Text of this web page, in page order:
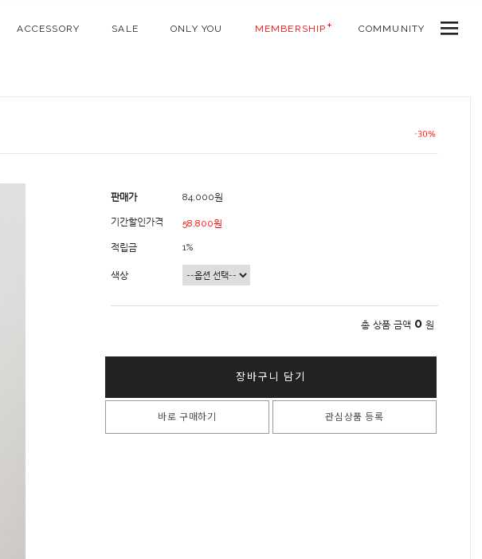
ACCESSORY SALE ONLY YOU MEMBERSHIP COMMUNITY
판매가 84,000원
기간할인가격 58,800원
적립금 1%
색상
총 상품 금액 0 원
장바구니 담기
바로 구매하기 관심상품 등록